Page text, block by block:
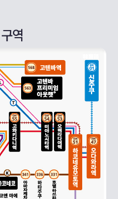
역